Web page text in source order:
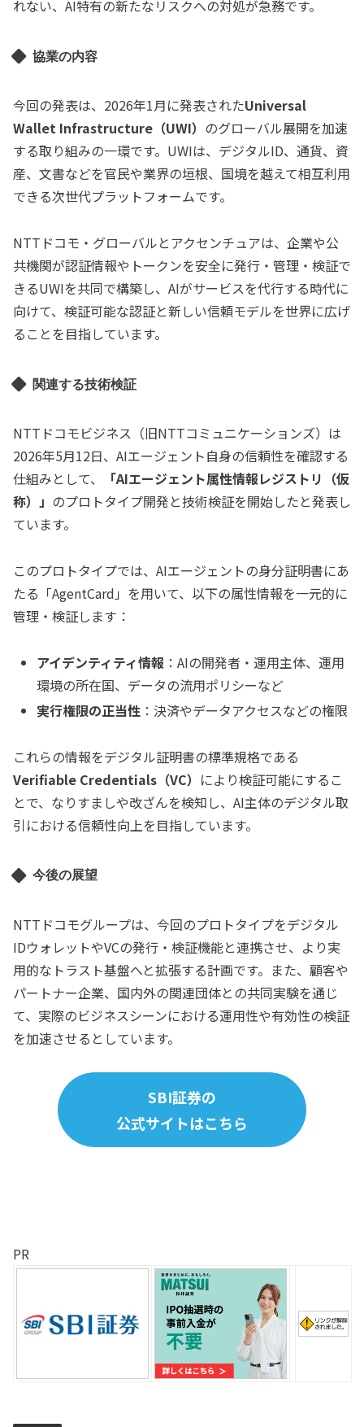
れない、AI特有の新たなリスクへの対処が急務です。
協業の内容
今回の発表は、2026年1月に発表されたUniversal
Wallet Infrastructure（UWI） のグローバル展開を加速
する取り組みの一環です。UWIは、デジタルID、通貨、資
産、文書などを官民や業界の垣根、国境を越えて相互利用
できる次世代プラットフォームです。
NTTドコモ・グローバルとアクセンチュアは、企業や公
共機関が認証情報やトークンを安全に発行・管理・検証で
きるUWIを共同で構築し、AIがサービスを代行する時代に
向けて、検証可能な認証と新しい信頼モデルを世界に広げ
ることを目指しています。
関連する技術検証
NTTドコモビジネス（旧NTTコミュニケーションズ）は
2026年5月12日、AIエージェント自身の信頼性を確認する
仕組みとして、
「AIエージェント属性情報レジストリ（仮
称）」 のプロトタイプ開発と技術検証を開始したと発表し
ています。
このプロトタイプでは、AIエージェントの身分証明書にあ
たる「AgentCard」を用いて、以下の属性情報を一元的に
管理・検証します：
アイデンティティ情報 ：AIの開発者・運用主体、運用
環境の所在国、データの流用ポリシーなど
実行権限の正当性 ：決済やデータアクセスなどの権限
これらの情報をデジタル証明書の標準規格である
Verifiable Credentials（VC） により検証可能にするこ
とで、なりすましや改ざんを検知し、AI主体のデジタル取
引における信頼性向上を目指しています。
今後の展望
NTTドコモグループは、今回のプロトタイプをデジタル
IDウォレットやVCの発行・検証機能と連携させ、より実
用的なトラスト基盤へと拡張する計画です。また、顧客や
パートナー企業、国内外の関連団体との共同実験を通じ
て、実際のビジネスシーンにおける運用性や有効性の検証
を加速させるとしています。
SBI証券の
公式サイトはこちら
PR